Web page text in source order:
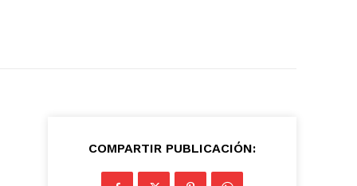
COMPARTIR PUBLICACIÓN: